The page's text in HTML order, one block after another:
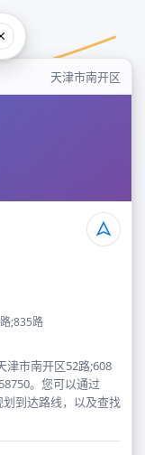
天津市南开区
;835路
津市南开区52路;608
。您可以通过
到达路线，以及查找